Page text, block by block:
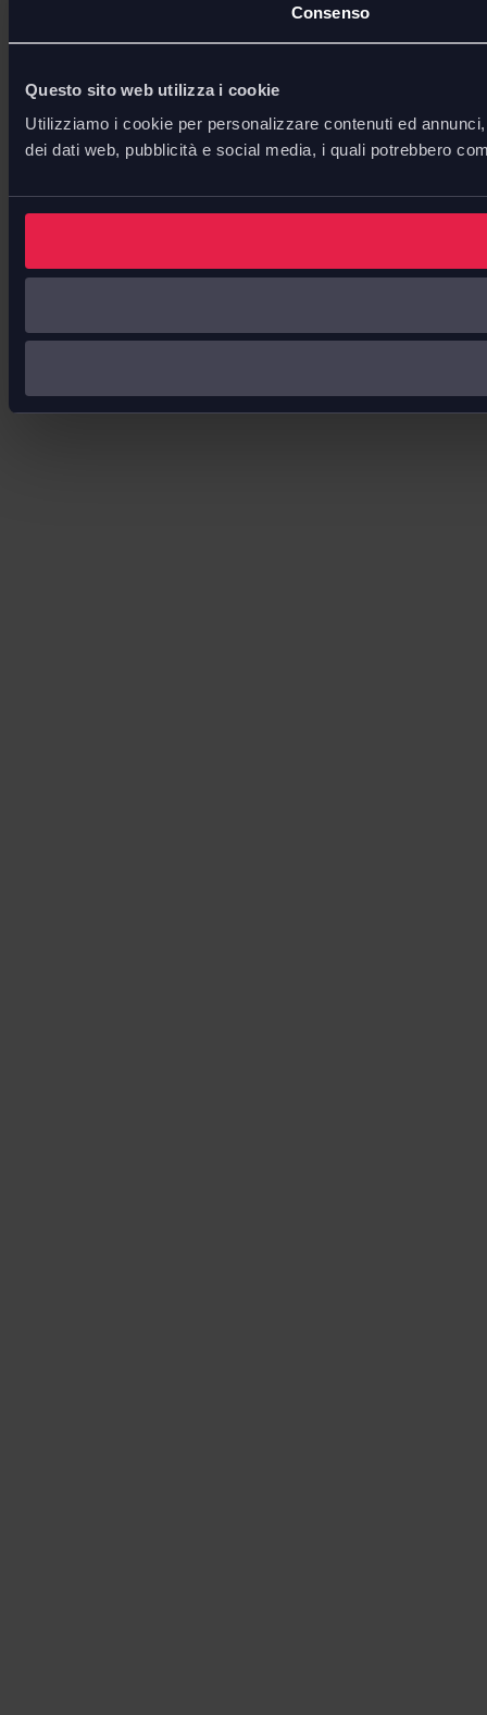
Consenso
Questo sito web utilizza i cookie
Utilizziamo i cookie per personalizzare contenuti ed
dei dati web, pubblicità e social media, i quali potrebbero